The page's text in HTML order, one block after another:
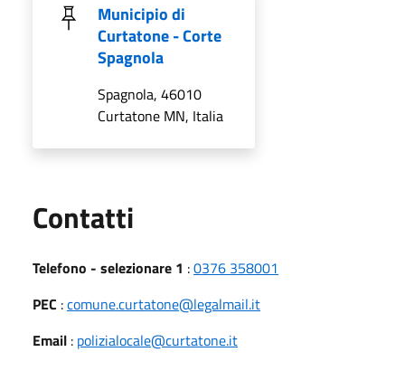
Municipio di
Curtatone - Corte
Spagnola
Spagnola, 46010
Curtatone MN, Italia
Contatti
Telefono - selezionare 1 :0376 358001
PEC :comune.curtatone@legalmail.it
Email : polizialocale@curtatone.it